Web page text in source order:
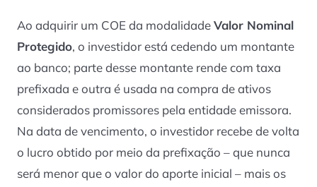
Ao adquirir um COE da modalidadeValor Nominal
Protegido, o investidor está cedendo um montante
ao banco; parte desse montante rende com taxa
prefixada e outra é usada na compra de ativos
considerados promissores pela entidade emissora.
Na data de vencimento, o investidor recebe de volta
o lucro obtido por meio da prefixação – que nunca
será menor que o valor do aporte inicial – mais os